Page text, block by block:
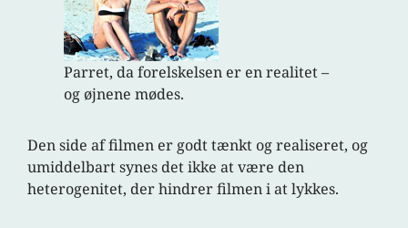
Parret, da forelskelsen er en realitet –
og øjnene mødes.
Den side af filmen er godt tænkt og realiseret, og
umiddelbart synes det ikke at være den
heterogenitet, der hindrer filmen i at lykkes.